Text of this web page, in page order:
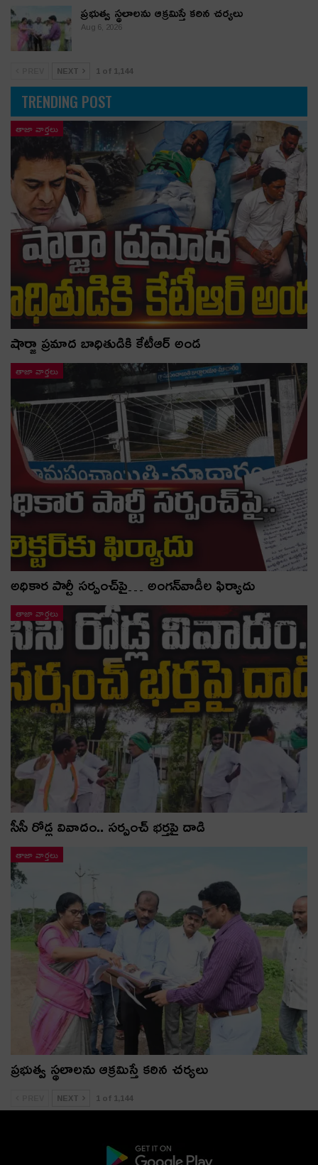
ప్రభుత్వ స్థలాలను ఆక్రమిస్తే కఠిన చర్యలు
Aug 6, 2026
NEXT 1 of 1,144
TRENDING POST
తాజా వార్తలు
షార్జా ప్రమాద బాధితుడికి కేటీఆర్ అండ
తాజా వార్తలు
అధికార పార్టీ స‌ర్పంచ్‌పై… అంగ‌న్‌వాడీల ఫిర్యాదు
తాజా వార్తలు
సీసీ రోడ్ల వివాదం.. స‌ర్పంచ్ భ‌ర్త‌పై దాడి
తాజా వార్తలు
ప్రభుత్వ స్థలాలను ఆక్రమిస్తే కఠిన చర్యలు
NEXT 1 of 1,144